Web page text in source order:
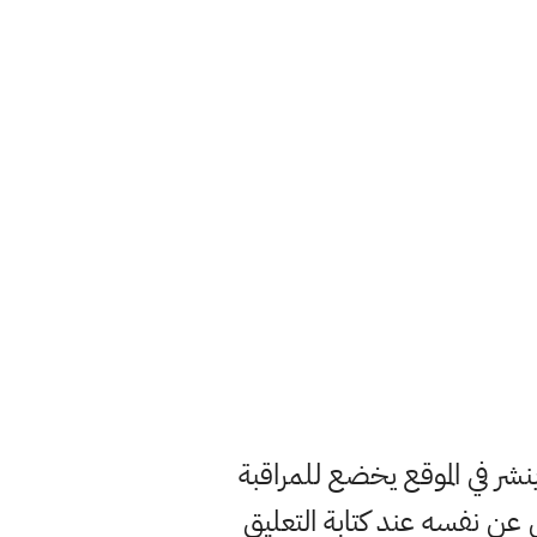
في الموقع يخضع للمراقبة
نفسه عند كتابة التعليق